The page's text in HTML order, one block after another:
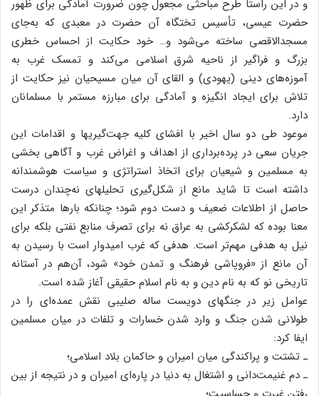
و در این‌ راستا طرح‌ مباحثی‌ مجعول‌ چون‌ ضرورت‌ آمادگی‌ برای‌ ظهور
حضرت‌ عیسی‌، تأسیس‌ تختگاه‌ آن‌ حضرت‌ در معبدی‌ که‌ به‌جای‌
مسجدالاقصی‌ ساخته‌ می‌شود و… خود حکایت‌ از احساس‌ خطری‌
بزرگ‌ و فراگیر از ناحیه‌ شرق‌ اسلامی‌ می‌کند و تمسک‌ غرب‌ به‌
آموزه‌های‌ دینی‌ (یهودی‌) و القای‌ آن‌ میان‌ مسیحیان‌ نیز حکایت‌ از
تلاش‌ برای‌ ایجاد انگیزه‌ و آمادگی‌ برای‌ مبارزه‌ مستمر با مسلمانان‌
دارد.
موعود طی‌ دو سال‌ اخیر با افشای‌ کلیه‌ جهت‌گیریها و اقدامات‌ این‌
جریان‌ سعی‌ در پرده‌برداری‌ از اهداف‌ و اغراض‌ غرب‌ و آگاهی‌ بخشی‌
به‌ مسلمین‌ و شیعیان‌ برای‌ اتخاذ استراتژی‌ و سیاست‌ هوشمندانه‌
داشته‌ است‌ تا شاید مانع‌ از شکل‌گیری‌ تحلیلهای‌ نه‌چندان‌ درست‌
حاصل‌ از اطلاعات‌ ضعیف‌ و دست‌ دوم‌ شود؛ چنانکه‌ بارها متذکر این‌
معنا بوده‌ که‌ لشکرکشی‌ به‌ عراق‌ نه‌ برای‌ تصرف‌ منابع‌ نفتی‌ بلکه‌ برای‌
نیل‌ به‌ هدفی‌ مهم‌تر است‌. هدفی‌ که‌ غرب‌ امیدوار است‌ با رسیدن‌ به‌
آن‌ مانع‌ از «فروپاشی‌ فرهنگ‌ و تمدن‌ خود» شود، آن‌هم‌ در آستانه‌
تاریخی‌ نو که‌ به‌ نام‌ دین‌ و به‌ نام‌ اسلام‌ حقیقی‌ آغاز شده‌ است‌.
عوامل‌ زیر در جنگهای‌ دویست‌ ساله‌ صلیبی‌ نقش‌ عمده‌ای‌ را در
طولانی‌ شدن‌ جنگ‌ و وارد شدن‌ خسارات‌ و تلفات‌ در میان‌ مسلمین‌
ایفا کرد:
ـ تشتت‌ و پراکندگی‌ میان‌ امیران‌ و حاکمان‌ بلاد اسلامی‌؛
ـ دم‌ غنیمت‌دانی‌ و اشتغال‌ به‌ دنیا در پاره‌ای‌ امیران‌ و در نتیجه‌ از بین‌